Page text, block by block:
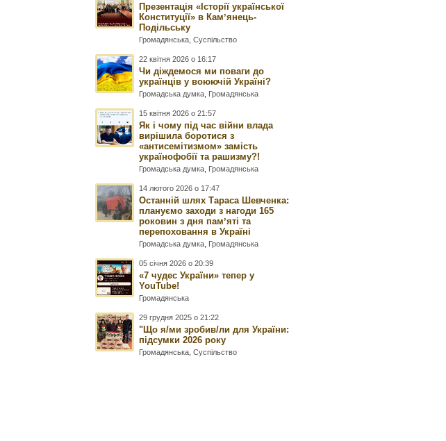
Презентація «Історії української
Конституції» в Камʼянець-
Подільську
Громадянська ,Суспільство
22 квітня 2026 о 16:17
Чи діждемося ми поваги до
українців у воюючій Україні?
Громадська думка Громадянська
15 квітня 2026 о 21:57
Як і чому під час війни влада
вирішила боротися з
«антисемітизмом» замість
українофобії та рашизму?!
Громадська думка Громадянська
14 лютого 2026 о 17:47
Останній шлях Тараса Шевченка:
плануємо заходи з нагоди 165
роковин з дня памʼяті та
перепоховання в Україні
Громадська думка Громадянська
05 січня 2026 о 20:39
«7 чудес України» тепер у
YouTube!
Громадянська
29 грудня 2025 о 21:22
"Що я/ми зробив/ли для України:
підсумки 2026 року
Громадянська ,Суспільство